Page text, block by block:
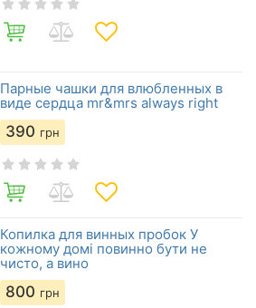
Парные чашки для влюбленных в
виде сердца mr&mrs always right
390 грн
Копилка для винных пробок У
кожному домі повинно бути не
чисто, а вино
800 грн